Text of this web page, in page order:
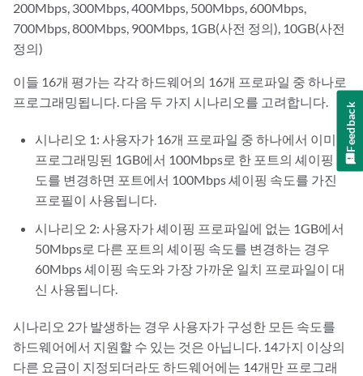
200Mbps, 300Mbps, 400Mbps, 500Mbps, 600Mbps,
700Mbps, 800Mbps, 900Mbps, 1GB(사전 정의), 10GB(사전
정의)
이들 16개 평가는 각각 하드웨어의 16개 프로파일 중 하나로
프로그래밍됩니다. 다음 두 가지 시나리오를 고려합니다.
시나리오 1: 사용자가 16개 프로파일 중 하나에서 이미
프로그래밍된 1GB에서 100Mbps로 한 포트의 셰이핑 속
도를 변경하면 포트에서 100Mbps 셰이핑 속도를 가진
프로필이 사용됩니다.
시나리오 2: 사용자가 셰이핑 프로파일에 없는 1GB에서
50Mbps로 다른 포트의 셰이핑 속도를 변경하는 경우
60Mbps 셰이핑 속도와 가장 가까운 일치 프로파일이 대
신 사용됩니다.
시나리오 2가 발생하는 경우 사용자가 구성한 모든 속도를
하드웨어에서 지원할 수 있는 것은 아닙니다. 14가지 이상의
다른 요금이 지정되더라도 하드웨어에는 14개만 프로그래
Feedback